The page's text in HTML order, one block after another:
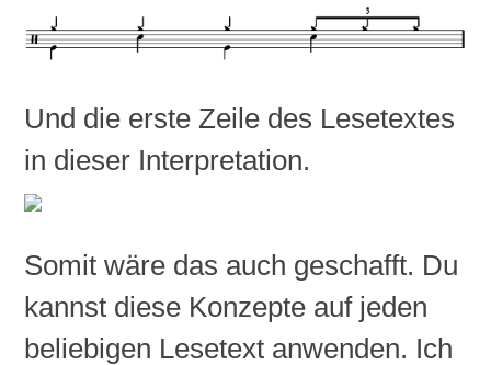
Und die erste Zeile des Lesetextes
in dieser Interpretation.
Somit wäre das auch geschafft. Du
kannst diese Konzepte auf jeden
beliebigen Lesetext anwenden. Ich